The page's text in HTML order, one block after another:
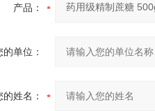
产品：
的单位：
的姓名：